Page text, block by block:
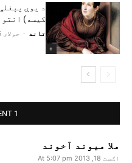
+
د یوې
کیسه)
تاند - جولای 15, 2026
1 COMMENT
ملا ميوند آخوند
اګست 18, 2013 At 5:07 pm